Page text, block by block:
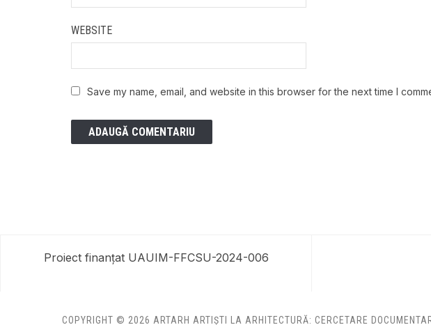
WEBSITE
Save my name, email, and website in this browser for the next time I
Proiect finanțat UAUIM-FFCSU-2024-006
COPYRIGHT © 2026 ARTARH ARTIȘTI LA ARHITECTURĂ: CERCETARE